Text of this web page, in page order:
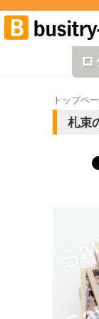
トップペ
札束